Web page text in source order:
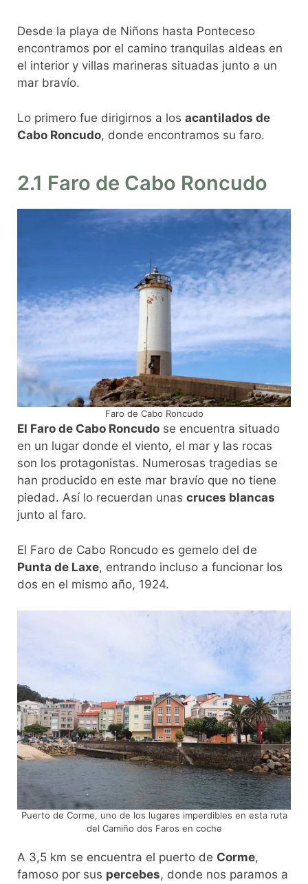
Desde la playa de Niñons hasta Ponteceso
encontramos por el camino tranquilas aldeas en
el interior y villas marineras situadas junto a un
mar bravío.
Lo primero fue dirigirnos a los acantilados de
Cabo Roncudo, donde encontramos su faro.
2.1 Faro de Cabo Roncudo
Faro de Cabo Roncudo
El Faro de Cabo Roncudo se encuentra situado
en un lugar donde el viento, el mar y las rocas
son los protagonistas. Numerosas tragedias se
han producido en este mar bravío que no tiene
piedad. Así lo recuerdan unas cruces blancas
junto al faro.
El Faro de Cabo Roncudo es gemelo del de
Punta de Laxe, entrando incluso a funcionar los
dos en el mismo año, 1924.
Puerto de Corme, uno de los lugares imperdibles en esta ruta
del Camiño dos Faros en coche
A 3,5 km se encuentra el puerto de Corme,
famoso por sus percebes, donde nos paramos a